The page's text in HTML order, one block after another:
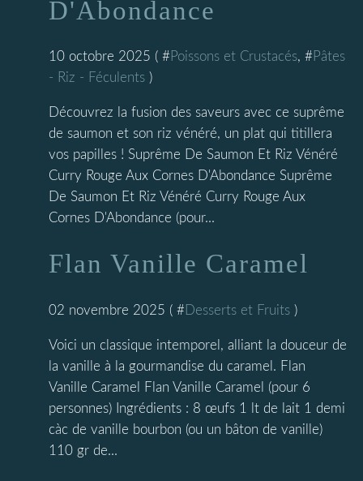
D'Abondance
10 octobre 2025 ( #Poissons et Crustacés, #Pâtes
- Riz - Féculents )
Découvrez la fusion des saveurs avec ce suprême
de saumon et son riz vénéré, un plat qui titillera
vos papilles ! Suprême De Saumon Et Riz Vénéré
Curry Rouge Aux Cornes D'Abondance Suprême
De Saumon Et Riz Vénéré Curry Rouge Aux
Cornes D'Abondance (pour...
Flan Vanille Caramel
02 novembre 2025 ( # Desserts et Fruits )
Voici un classique intemporel, alliant la douceur de
la vanille à la gourmandise du caramel. Flan
Vanille Caramel Flan Vanille Caramel (pour 6
personnes) Ingrédients : 8 œufs 1 lt de lait 1 demi
càc de vanille bourbon (ou un bâton de vanille)
110 gr de...